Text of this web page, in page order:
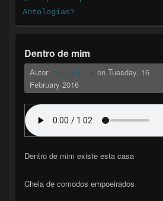
Antologias?
Dentro de mim
Autor: Arlete Klens on Tuesday, 16
February 2016
Dentro de mim existe esta casa
Cheia de comodos empoeirados